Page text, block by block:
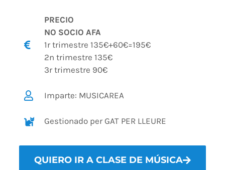
PRECIO
NO SOCIO AFA
1r trimestre 135€+60€=195€
2n trimestre 135€
3r trimestre 90€
Imparte: MUSICAREA
Gestionado per GAT PER LLEURE
QUIERO IR A CLASE DE MÚSICA